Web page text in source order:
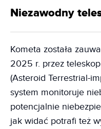
Niezawodny
Kometa została
2025 r. przez
(Asteroid Terrestrial-
system monitoruje
potencjalnie
jak widać potrafi też